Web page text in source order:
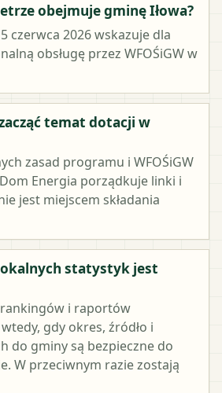
obejmuje gminę Iłowa?
czerwca 2026 wskazuje dla
obsługę przez WFOŚiGW w
temat dotacji w
zasad programu i WFOŚiGW
Energia porządkuje linki i
jest miejscem składania
statystyk jest
rankingów i raportów
gdy okres, źródło i
do gminy są bezpieczne do
W przeciwnym razie zostają